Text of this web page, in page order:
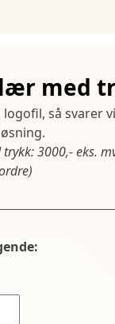
med
så svarer
3000,- eks.